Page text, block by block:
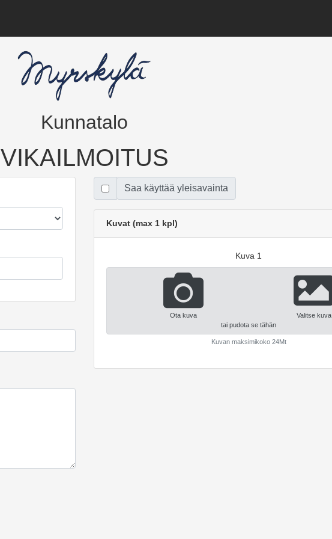
Kunnatalo
VIKAILMOITUS
Saa käyttää yleisavainta
Kuvat (max 1 kpl)
Kuva 1
Ota kuva
Valitse kuva
tai pudota se tähän
Kuvan maksimikoko 24Mt